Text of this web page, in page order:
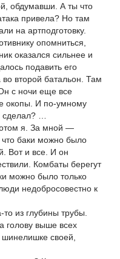
обдумавши. А ты что
привела? Но там
на артподготовку.
опомниться,
оказался сильнее и
подавить его
второй батальон. Там
с ночи еще все
окопы. И по-умному
…
я. За мной —
баки можно было
Вот и все. И он
Комбаты берегут
можно было только
недобросовестно к
из глубины трубы.
голову выше всех
своей,